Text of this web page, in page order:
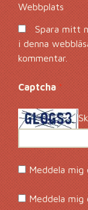
Webbplats
Spara mitt
i denna
kommentar.
Captcha *
Meddela mig
Meddela mig